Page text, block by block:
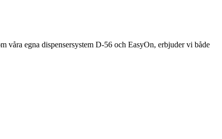
våra egna dispensersystem D-56 och EasyOn, erbjuder vi både